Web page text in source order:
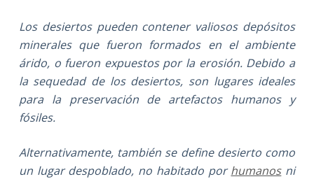
Los desiertos pueden contener valiosos depósitos
minerales que fueron formados en el ambiente
árido, o fueron expuestos por la erosión. Debido a
la sequedad de los desiertos, son lugares ideales
para la preservación de artefactos humanos y
fósiles.
Alternativamente, también se define desierto como
un lugar despoblado, no habitado porhumanosni